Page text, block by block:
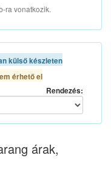
ra vonatkozik.
külső készleten
érhető el
Rendezés:
árak,